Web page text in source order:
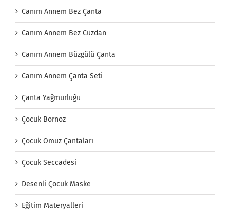
Canım Annem Bez Çanta
Canım Annem Bez Cüzdan
Canım Annem Büzgülü Çanta
Canım Annem Çanta Seti
Çanta Yağmurluğu
Çocuk Bornoz
Çocuk Omuz Çantaları
Çocuk Seccadesi
Desenli Çocuk Maske
Eğitim Materyalleri